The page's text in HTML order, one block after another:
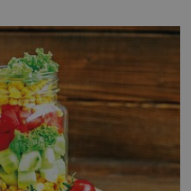
jako obyčejnou kulisu